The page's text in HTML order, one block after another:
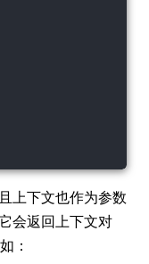
上下文也作为参数
会返回上下文对
：